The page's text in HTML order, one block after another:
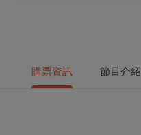
購票資訊 節目介紹